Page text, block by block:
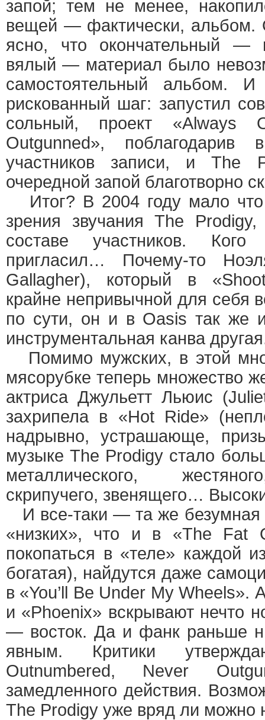
запой; тем не менее,
вещей — фактически, альбом.
ясно, что окончательный —
вялый — материал было
самостоятельный альбом.
рискованный шаг: запустил
сольный, проект «Always
Outgunned»,
участников записи, и The
очередной запой благотворно
Итог? В 2004 году мало что
зрения звучания The
составе участников.
пригласил… Почему-то
Gallagher), который в
крайне непривычной для себя
по сути, он и в Oasis так же
инструментальная канва
Помимо мужских, в этой
мясорубке теперь множество
актриса Джульетт Льюис
захрипела в «Hot Ride»
надрывно, устрашающе,
музыке The Prodigy стало
металлического,
скрипучего, звенящего…
И все-таки — та же безумная
«низких», что и в «The Fat
покопаться в «теле» каждой
богатая), найдутся даже
в «You’ll Be Under My Wheels».
и «Phoenix» вскрывают нечто
— восток. Да и фанк раньше
явным. Критики
Outnumbered, Never
замедленного действия.
The Prodigy уже вряд ли можно